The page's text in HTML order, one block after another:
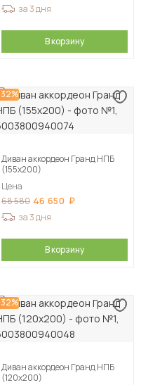
за 3 дня
В корзину
Диван аккордеон Гранд НПБ
(155х200)
Цена
68 580 46 650
за 3 дня
В корзину
Диван аккордеон Гранд НПБ
(120х200)